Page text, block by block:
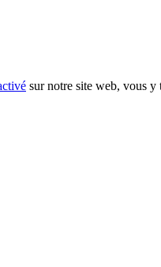
sur notre site web, vous